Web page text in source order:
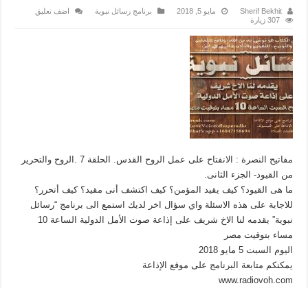
Sherif Bekhit مايو 5, 2018 برنامج رسائل نبوية
اضف تعليق
307 زيارة
مفاتيح النصرة : الانفتاح على عمل الروح القدس. الحلقة 7 .الروح والتحرير
من القيود- الجزء الثانى.
ما هى القيود؟ كيف يقيد المؤمن؟ كيف اكتشف أنى مقيد؟ كيف أتحرر؟
للاجابة على هذه الاسئلة واي سؤال اخر لديك استمع الى برنامج “رسائل
نبوية” يقدمه لنا الاخ شريف على إذاعة صوت الأمل الدولية الساعة 10
مساء بتوقيت مصر
اليوم السبت 5 مايو 2018
يمكنكم متابعة البرنامج على موقع الإذاعة
www.radiovoh.com